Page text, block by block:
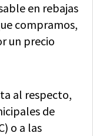
en rebajas
compramos,
un precio
al respecto,
de
o a las